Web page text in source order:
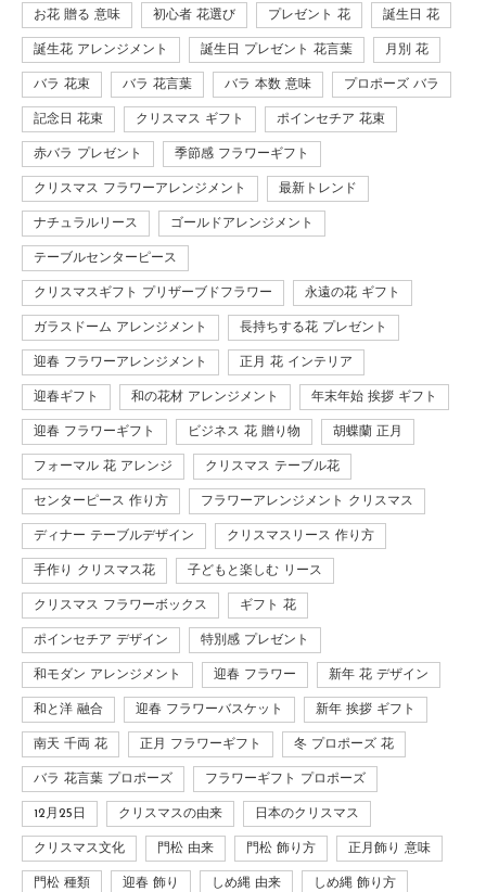
お花 贈る 意味 初心者 花選び プレゼント 花 誕生日 花
誕生花 アレンジメント 誕生日 プレゼント 花言葉 月別 花
バラ 花束 バラ 花言葉 バラ 本数 意味 プロポーズ バラ
記念日 花束 クリスマス ギフト ポインセチア 花束
赤バラ プレゼント 季節感 フラワーギフト
クリスマス フラワーアレンジメント 最新トレンド
ナチュラルリース ゴールドアレンジメント
テーブルセンターピース
クリスマスギフト プリザーブドフラワー 永遠の花 ギフト
ガラスドーム アレンジメント 長持ちする花 プレゼント
迎春 フラワーアレンジメント 正月 花 インテリア
迎春ギフト 和の花材 アレンジメント 年末年始 挨拶 ギフト
迎春 フラワーギフト ビジネス 花 贈り物 胡蝶蘭 正月
フォーマル 花 アレンジ クリスマス テーブル花
センターピース 作り方 フラワーアレンジメント クリスマス
ディナー テーブルデザイン クリスマスリース 作り方
手作り クリスマス花 子どもと楽しむ リース
クリスマス フラワーボックス ギフト 花
ポインセチア デザイン 特別感 プレゼント
和モダン アレンジメント 迎春 フラワー 新年 花 デザイン
和と洋 融合 迎春 フラワーバスケット 新年 挨拶 ギフト
南天 千両 花 正月 フラワーギフト 冬 プロポーズ 花
バラ 花言葉 プロポーズ フラワーギフト プロポーズ
12月25日 クリスマスの由来 日本のクリスマス
クリスマス文化 門松 由来 門松 飾り方 正月飾り 意味
門松 種類 迎春 飾り しめ縄 由来 しめ縄 飾り方